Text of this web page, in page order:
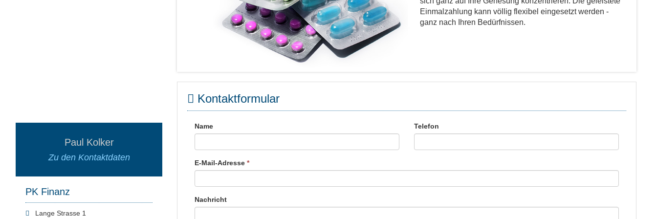
Paul Kolker
Zu den Kontaktdaten
PK Finanz
Lange Strasse 1
Einmalzahlung kann völlig flexibel eingesetzt werden -
ganz nach Ihren Bedürfnissen.
Kontaktformular
Name Telefon
E-Mail-Adresse *
Nachricht